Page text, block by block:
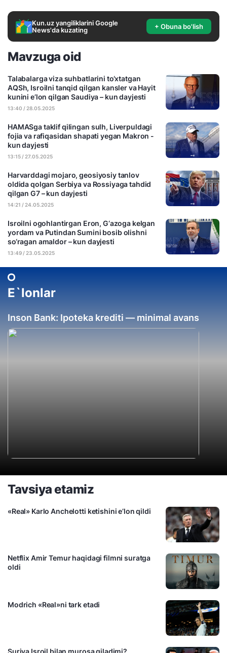
Kun.uz yangiliklarini Google
News'da kuzating
+ Obuna bo'lish
Mavzuga oid
Talabalarga viza suhbatlarini to‘xtatgan
AQSh, Isroilni tanqid qilgan kansler va Hayit
kunini e’lon qilgan Saudiya – kun dayjesti
13:40 / 28.05.2025
HAMASga taklif qilingan sulh, Liverpuldagi
fojia va rafiqasidan shapati yegan Makron -
kun dayjesti
13:15 / 27.05.2025
Harvarddagi mojaro, geosiyosiy tanlov
oldida qolgan Serbiya va Rossiyaga tahdid
qilgan G7 – kun dayjesti
14:21 / 24.05.2025
Isroilni ogohlantirgan Eron, G‘azoga kelgan
yordam va Putindan Sumini bosib olishni
so‘ragan amaldor – kun dayjesti
13:49 / 23.05.2025
E`lonlar
Inson Bank: Ipoteka krediti — minimal avans
Tavsiya etamiz
«Real» Karlo Anchelotti ketishini e’lon qildi
Netflix Amir Temur haqidagi filmni suratga
oldi
Modrich «Real»ni tark etadi
Suriya Isroil bilan murosa qiladimi?